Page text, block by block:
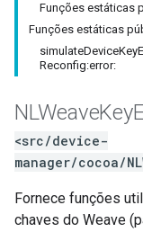
Funções estáticas
Funções estáticas
Reconfig:error:
NLWeaveKey
<src/device-
manager/cocoa/
Fornece funções
chaves do Weave